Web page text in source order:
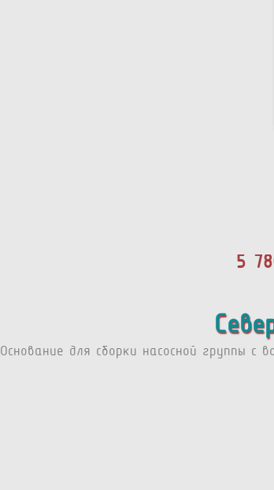
5
Основание для сборки насосной группы с